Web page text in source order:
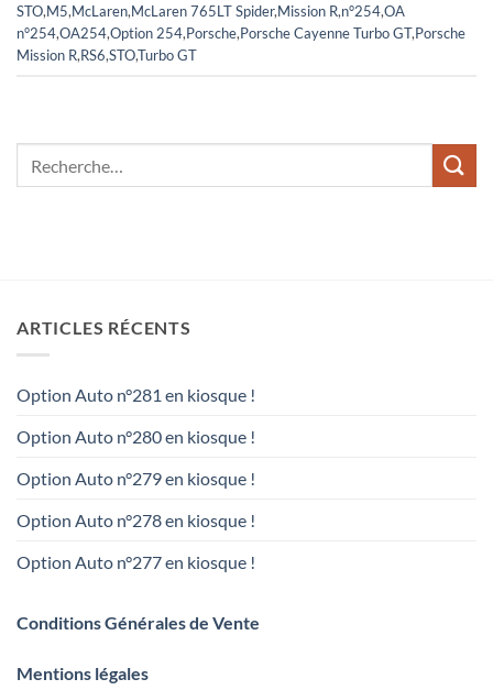
STO,M5,McLaren,McLaren 765LT Spider,Mission R,n°254,OA
n°254,OA254,Option 254,Porsche,Porsche Cayenne Turbo GT,Porsche
Mission R,RS6,STO,Turbo GT
ARTICLES RÉCENTS
Option Auto n°281 en kiosque !
Option Auto n°280 en kiosque !
Option Auto n°279 en kiosque !
Option Auto n°278 en kiosque !
Option Auto n°277 en kiosque !
Conditions Générales de Vente
Mentions légales